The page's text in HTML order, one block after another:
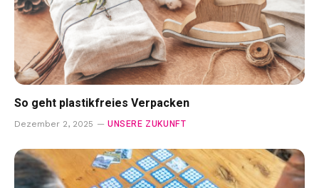
So geht plastikfreies Verpacken
Dezember 2, 2025 UNSERE ZUKUNFT